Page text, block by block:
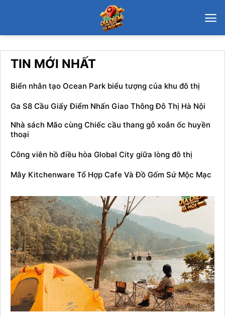
TIN MỚI NHẤT
Biển nhân tạo Ocean Park biểu tượng của khu đô thị
Ga S8 Cầu Giấy Điểm Nhấn Giao Thông Đô Thị Hà Nội
Nhà sách Mão cùng Chiếc cầu thang gỗ xoắn ốc huyền
thoại
Công viên hồ điều hòa Global City giữa lòng đô thị
Mây Kitchenware Tổ Hợp Cafe Và Đồ Gốm Sứ Mộc Mạc